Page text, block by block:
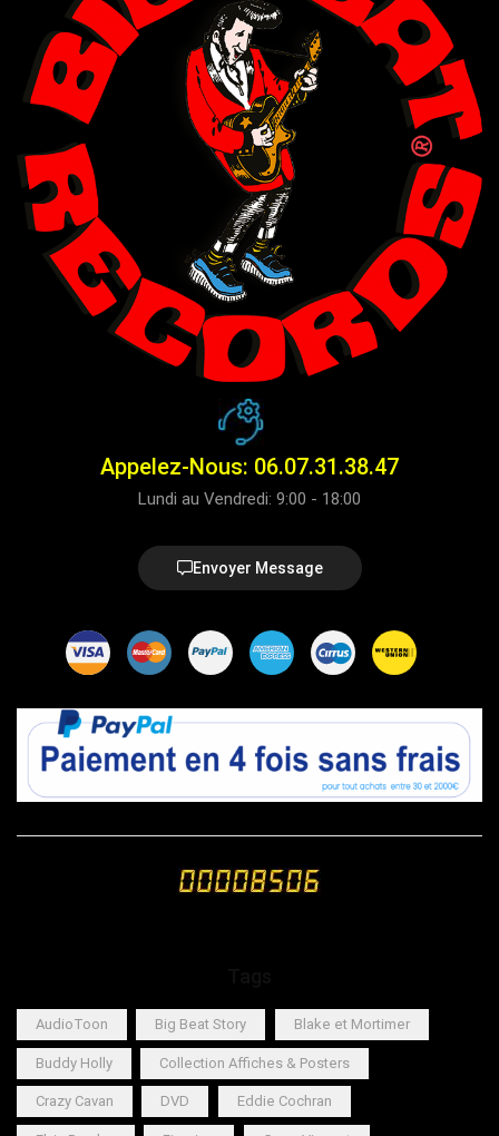
Appelez-Nous: 06.07.31.38.47
Lundi au Vendredi: 9:00 - 18:00
Envoyer Message
AudioToon Big Beat Story Blake et Mortimer
Buddy Holly Collection Affiches & Posters
Crazy Cavan DVD Eddie Cochran